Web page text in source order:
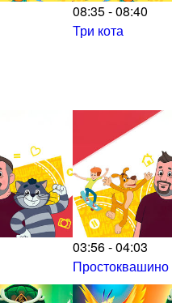
08:35 - 08:40
Три кота
03:56 - 04:03
Простоквашино